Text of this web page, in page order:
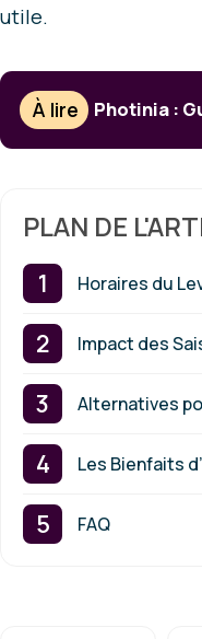
utile.
À lire Photinia :
PLAN DE
Horaires du
Impact des
Alternatives
Les Bienfaits
FAQ